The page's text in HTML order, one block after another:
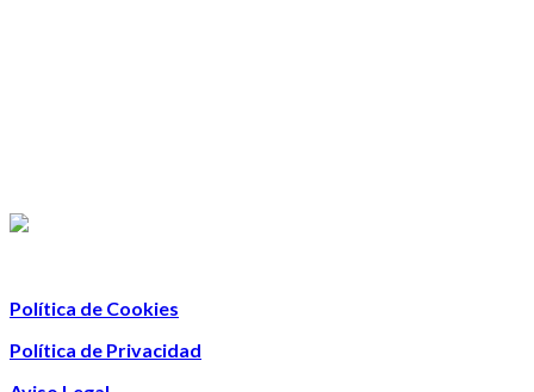
Política de Cookies
Política de Privacidad